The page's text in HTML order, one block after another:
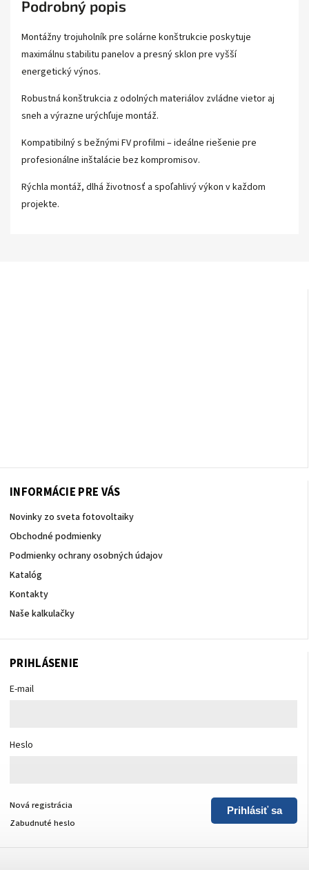
Podrobný popis
Montážny trojuholník pre solárne konštrukcie poskytuje
maximálnu stabilitu panelov a presný sklon pre vyšší
energetický výnos.
Robustná konštrukcia z odolných materiálov zvládne vietor aj
sneh a výrazne urýchľuje montáž.
Kompatibilný s bežnými FV profilmi – ideálne riešenie pre
profesionálne inštalácie bez kompromisov.
Rýchla montáž, dlhá životnosť a spoľahlivý výkon v každom
projekte.
INFORMÁCIE PRE VÁS
Novinky zo sveta fotovoltaiky
Obchodné podmienky
Podmienky ochrany osobných údajov
Katalóg
Kontakty
Naše kalkulačky
PRIHLÁSENIE
E-mail
Heslo
Prihlásiť sa
Nová registrácia
Zabudnuté heslo